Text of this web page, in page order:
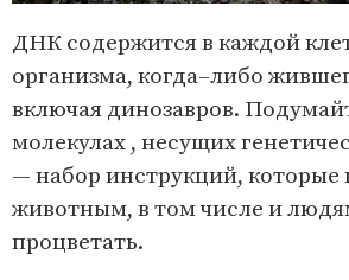
ДНК содержится в каждой
организма, когда–либо
включая динозавров.
молекулах , несущих
— набор инструкций, которые
животным, в том числе и
процветать.